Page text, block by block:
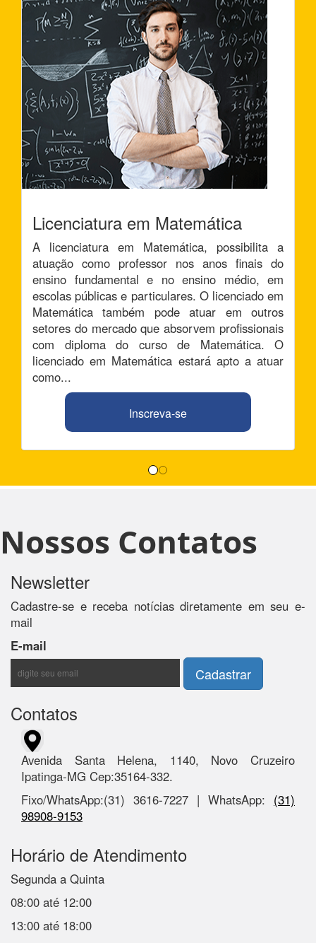
Licenciatura em Matemática
A licenciatura em Matemática, possibilita a
atuação como professor nos anos finais do
ensino fundamental e no ensino médio, em
escolas públicas e particulares. O licenciado em
Matemática também pode atuar em outros
setores do mercado que absorvem profissionais
com diploma do curso de Matemática. O
licenciado em Matemática estará apto a atuar
como...
Inscreva-se
Nossos Contatos
Newsletter
Cadastre-se e receba notícias diretamente em seu e-
mail
E-mail
Contatos
Avenida Santa Helena, 1140, Novo Cruzeiro
Ipatinga-MG Cep:35164-332.
Fixo/WhatsApp:(31) 3616-7227 | WhatsApp: (31)
98908-9153
Horário de Atendimento
Segunda a Quinta
08:00 até 12:00
13:00 até 18:00